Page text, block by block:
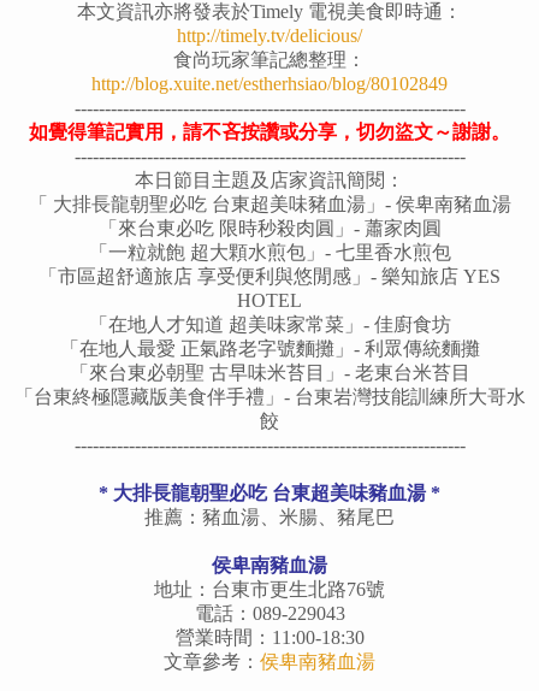
本文資訊亦將發表於Timely 電視美食即時通：
http://timely.tv/delicious/
食尚玩家筆記總整理：
http://blog.xuite.net/estherhsiao/blog/80102849
-----------------------------------------------------------------
如覺得筆記實用，請不吝按讚或分享，切勿盜文～謝謝。
-----------------------------------------------------------------
本日節目主題及店家資訊簡閱：
「 大排長龍朝聖必吃 台東超美味豬血湯」- 侯卑南豬血湯
「來台東必吃 限時秒殺肉圓」- 蕭家肉圓
「一粒就飽 超大顆水煎包」- 七里香水煎包
「 市區超舒適旅店 享受便利與悠閒感 」- 樂知旅店 YES
HOTEL
「在地人才知道 超美味家常菜」- 佳廚食坊
「在地人最愛 正氣路老字號麵攤」- 利眾傳統麵攤
「來台東必朝聖 古早味米苔目」- 老東台米苔目
「台東終極隱藏版美食伴手禮」- 台東岩灣技能訓練所大哥水
餃
-----------------------------------------------------------------
* 大排長龍朝聖必吃 台東超美味豬血湯*
推薦：豬血湯、米腸、豬尾巴
侯卑南豬血湯
地址：台東市更生北路76號
電話： 089-229043
營業時間：11:00-18:30
文章參考： 侯卑南豬血湯